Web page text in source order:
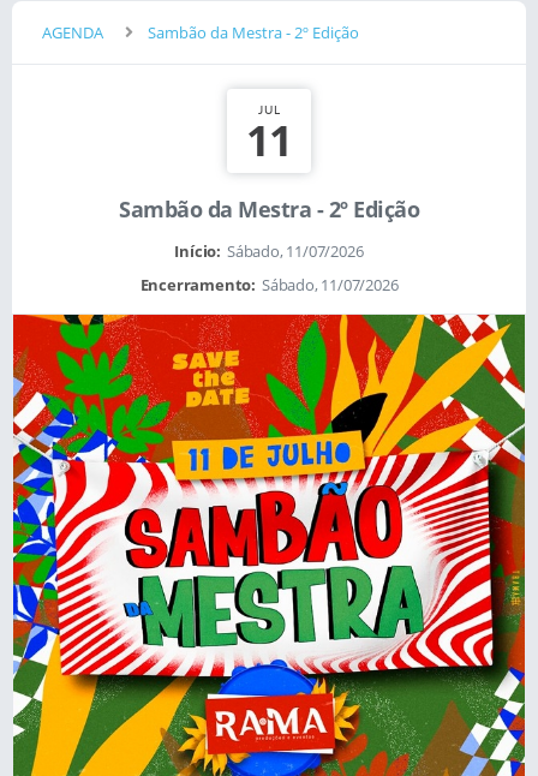
AGENDA Sambão da Mestra - 2º Edição
JUL
11
Sambão da Mestra - 2º Edição
Início: Sábado, 11/07/2026
Encerramento: Sábado, 11/07/2026